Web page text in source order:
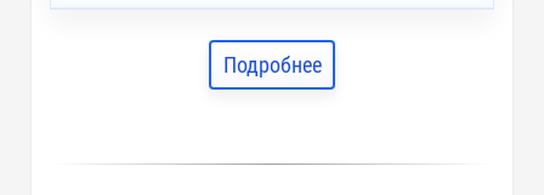
Подробнее